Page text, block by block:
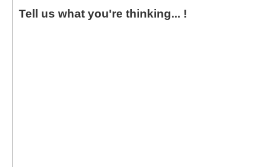
Tell us what you're thinking... !